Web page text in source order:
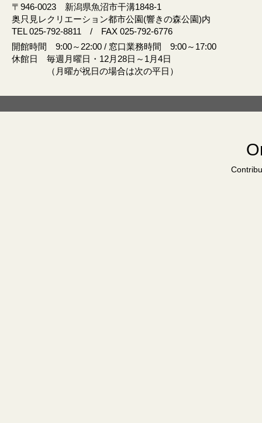
〒946‐0023 新潟県魚沼市干溝1848‐1
奥只見レクリエーション都市公園(響きの森公園)内
TEL 025-792-8811 / FAX 025-792-6776
開館時間 9:00～22:00 / 窓口業務時間 9:00～17:00
休館日 毎週月曜日・12月28日～1月4日
（月曜が祝日の場合は次の平日）